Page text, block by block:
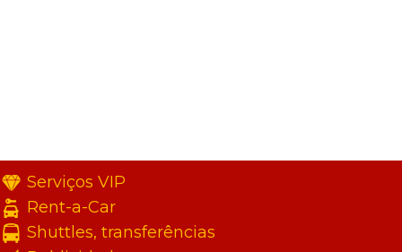
Serviços VIP
Rent-a-Car
Shuttles, transferências